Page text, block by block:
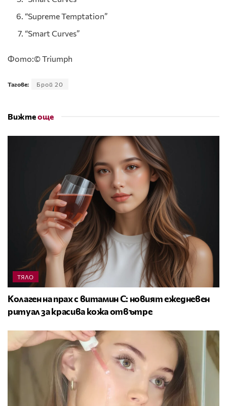
“Supreme Temptation”
“Smart Curves”
Фото:© Triumph
Тагове: Брой 20
Вижтеоще
ТЯЛО
Колаген на прах с витамин C: новият ежедневен
ритуал за красива кожа отвътре